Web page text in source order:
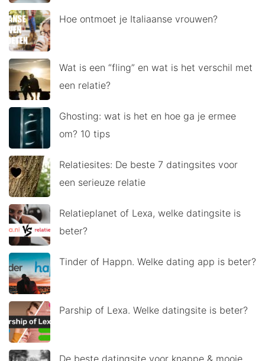
Hoe ontmoet je Italiaanse vrouwen?
Wat is een “fling” en wat is het verschil met
een relatie?
Ghosting: wat is het en hoe ga je ermee
om? 10 tips
Relatiesites: De beste 7 datingsites voor
een serieuze relatie
Relatieplanet of Lexa, welke datingsite is
beter?
Tinder of Happn. Welke dating app is beter?
Parship of Lexa. Welke datingsite is beter?